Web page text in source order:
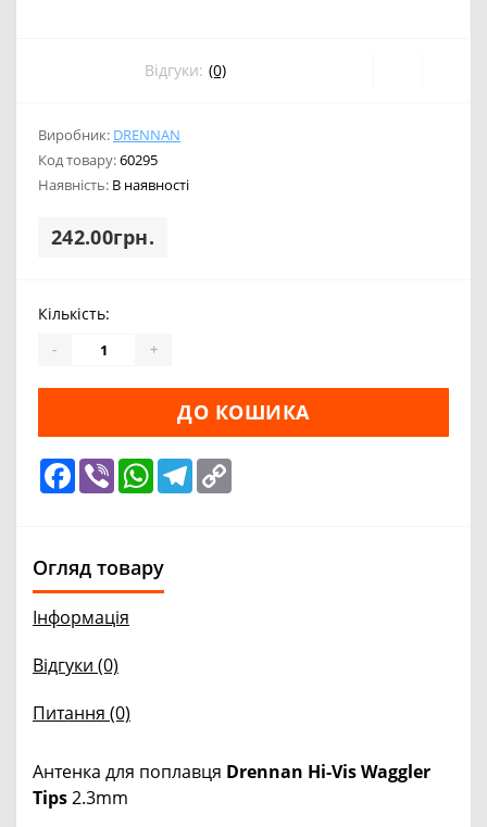
Відгуки: (0)
Виробник: DRENNAN
Код товару:60295
Наявність: В наявності
242.00грн.
Кількість:
- +
ДО КОШИКА
Facebook
Viber WhatsApp
Telegram
Огляд товару
Інформація
Відгуки (0)
Питання (0)
Антенка для поплавця Drennan Hi-Vis Waggler
Tips2.3mm